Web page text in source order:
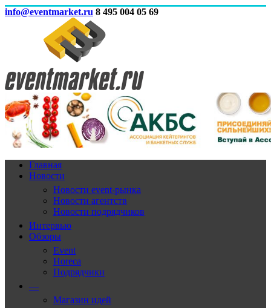
info@eventmarket.ru 8 495 004 05 69
Главная
Новости
Новости event-рынка
Новости агентств
Новости подрядчиков
Интервью
Обзоры
Event
Horeca
Подрядчики
—
Магазин идей